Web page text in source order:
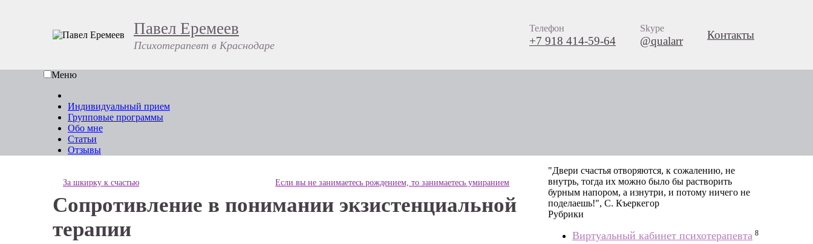
Павел Еремеев
Психотерапевт в Краснодаре
Телефон
+7 918 414-59-64
Skype
@qualarr Контакты
Меню
Индивидуальный прием
Групповые программы
Обо мне
Статьи
Отзывы
За шкирку к счастью Если вы не занимаетесь рождением, то занимаетесь умиранием
Сопротивление в понимании экзистенциальной
терапии
"Двери счастья отворяются, к сожалению, не
внутрь, тогда их можно было бы растворить
бурным напором, а изнутри, и потому ничего не
поделаешь!", С. Къеркегор
Рубрики
Виртуальный кабинет психотерапевта 8